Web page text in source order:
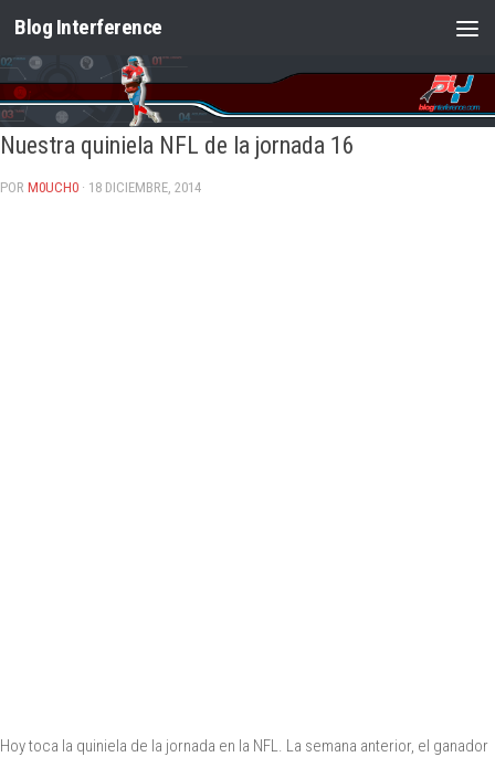
Saltar al contenido
Blog Interference
Nuestra quiniela NFL de la jornada 16
POR M0UCH0 · 18 DICIEMBRE, 2014
Hoy toca la quiniela de la jornada en la NFL. La semana anterior, el ganador